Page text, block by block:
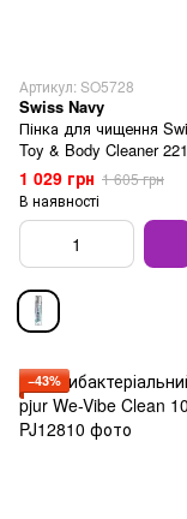
Артикул: SO5728
Swiss Navy
Пінка для чищення
Toy & Body Cleaner
1 029 грн 1 605 грн
В наявності
−43%